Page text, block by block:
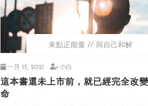
來點正能量 與自己和解
一月 15, 2021 小白
這本書還未上市前，就已經完全改
命